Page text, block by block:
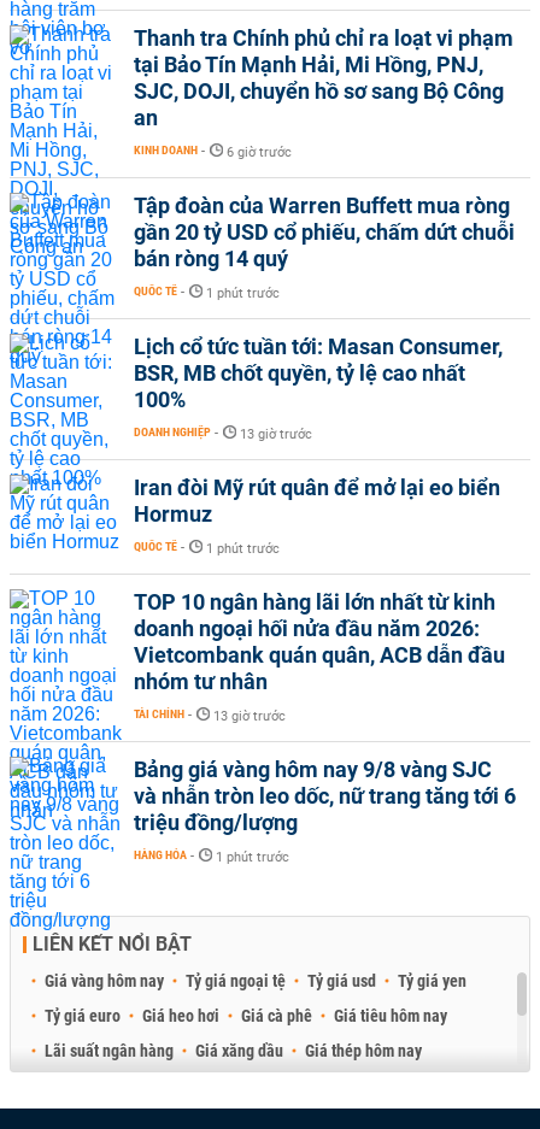
Thanh tra Chính phủ chỉ ra loạt vi phạm
tại Bảo Tín Mạnh Hải, Mi Hồng, PNJ,
SJC, DOJI, chuyển hồ sơ sang Bộ Công
an
KINH DOANH - 6 giờ trước
Tập đoàn của Warren Buffett mua ròng
gần 20 tỷ USD cổ phiếu, chấm dứt chuỗi
bán ròng 14 quý
QUỐC TẾ - 1 phút trước
Lịch cổ tức tuần tới: Masan Consumer,
BSR, MB chốt quyền, tỷ lệ cao nhất
100%
DOANH NGHIỆP - 13 giờ trước
Iran đòi Mỹ rút quân để mở lại eo biển
Hormuz
QUỐC TẾ - 1 phút trước
TOP 10 ngân hàng lãi lớn nhất từ kinh
doanh ngoại hối nửa đầu năm 2026:
Vietcombank quán quân, ACB dẫn đầu
nhóm tư nhân
TÀI CHÍNH - 13 giờ trước
Bảng giá vàng hôm nay 9/8 vàng SJC
và nhẫn tròn leo dốc, nữ trang tăng tới 6
triệu đồng/lượng
HÀNG HÓA - 1 phút trước
LIÊN KẾT NỔI BẬT
Giá vàng hôm nay Tỷ giá ngoại tệ Tỷ giá usd
Tỷ giá yen
Tỷ giá euro
Giá heo hơi Giá cà phê
Giá tiêu hôm nay
Lãi suất ngân hàng
Giá xăng dầu
Giá thép hôm nay